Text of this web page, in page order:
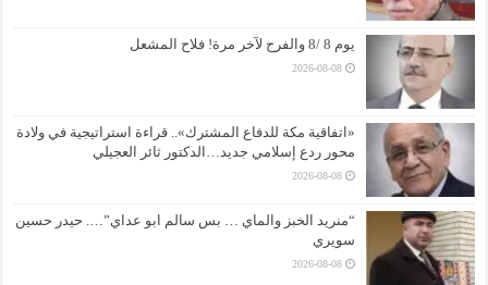
يوم 8 /8 والفرح لآخر مرة! فلاح المشعل
2026-08-08
«اتفاقية مكة للدفاع المشترك».. قراءة استراتيجية في ولادة
محور ردع إسلامي جديد…الدكتور ثائر العجيلي
2026-08-08
“منريد الخبز والماي … بس سالم ابو عداي”…. حيدر حسين
سويري
2026-08-08